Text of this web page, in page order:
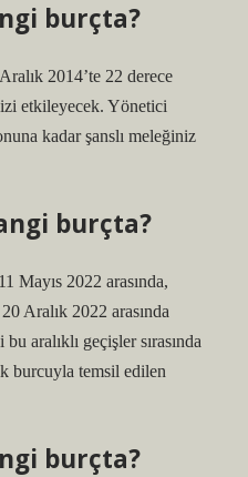
burçta?
2014’te 22 derece
etkileyecek. Yönetici
kadar şanslı meleğiniz
burçta?
Mayıs 2022 arasında,
Aralık 2022 arasında
aralıklı geçişler sırasında
burcuyla temsil edilen
burçta?